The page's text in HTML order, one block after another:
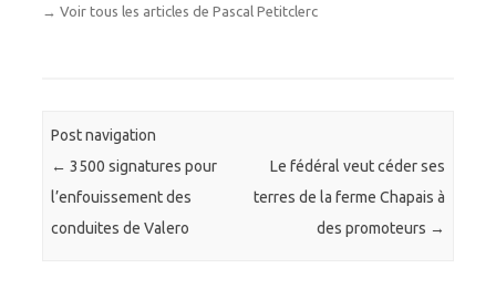
→ Voir tous les articles de Pascal Petitclerc
Post navigation
← 3500 signatures pour
l’enfouissement des
conduites de Valero
Le fédéral veut céder ses
terres de la ferme Chapais à
des promoteurs →